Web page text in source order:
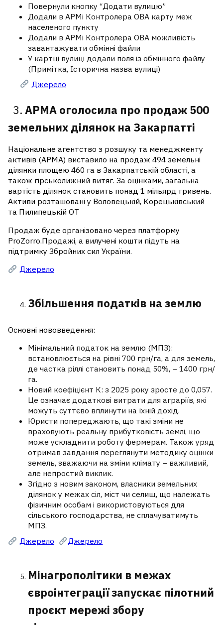
Повернули кнопку “Додати вулицю”
Додали в АРМі Контролера ОВА карту меж
населеного пункту
Додали в АРМі Контролера ОВА можливість
завантажувати обмінні файли
У картці вулиці додали поля із обмінного файлу
(Примітка, Історична назва вулиці)
Джерело
3. АРМА оголосила про продаж 500
земельних ділянок на Закарпатті
Національне агентство з розшуку та менеджменту
активів (АРМА) виставило на продаж 494 земельні
ділянки площею 460 га в Закарпатській області, а
також гірськолижний витяг. За оцінками, загальна
вартість ділянок становить понад 1 мільярд гривень.
Активи розташовані у Воловецькій, Корецьківський
та Пилипецькій ОТ
Продаж буде організовано через платформу
ProZorro.Продажі, а вилучені кошти підуть на
підтримку Збройних сил України.
Джерело
Збільшення податків на землю
Основні нововведення:
Мінімальний податок на землю (МПЗ):
встановлюється на рівні 700 грн/га, а для земель,
де частка ріллі становить понад 50%, – 1400 грн/
га.
Новий коефіцієнт К: з 2025 року зросте до 0,057.
Це означає додаткові витрати для аграріїв, які
можуть суттєво вплинути на їхній дохід.
Юристи попереджають, що такі зміни не
враховують реальну прибутковість землі, що
може ускладнити роботу фермерам. Також уряд
отримав завдання переглянути методику оцінки
земель, зважаючи на зміни клімату – важливий,
але непростий виклик.
Згідно з новим законом, власники земельних
ділянок у межах сіл, міст чи селищ, що належать
фізичним особам і використовуються для
сільського господарства, не сплачуватимуть
МПЗ.
Джерело
Джерело
Мінагрополітики в межах
євроінтеграції запускає пілотний
проєкт мережі збору